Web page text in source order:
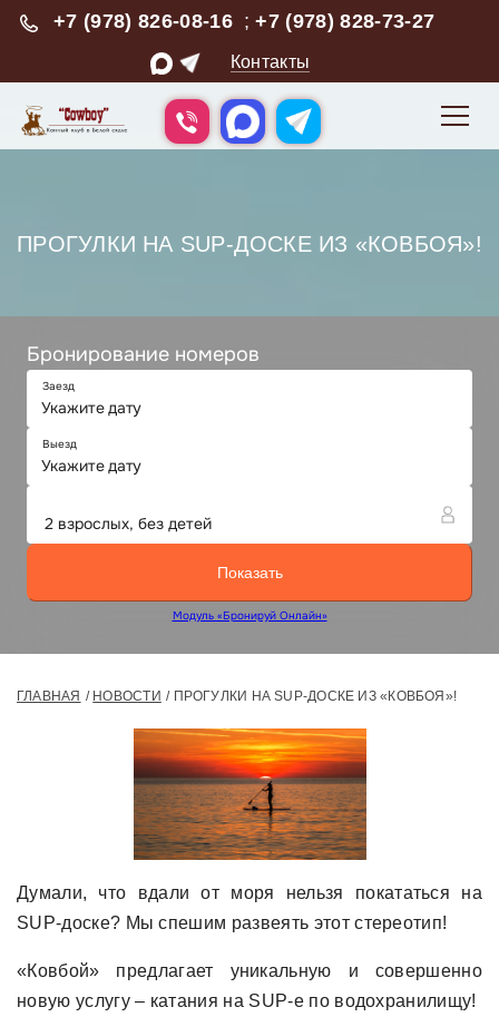
+7 (978) 826-08-16 ;+7 (978) 828-73-27
Контакты
ПРОГУЛКИ НА SUP-ДОСКЕ ИЗ «КОВБОЯ»!
ГЛАВНАЯ НОВОСТИ ПРОГУЛКИ НА SUP-ДОСКЕ ИЗ «КОВБОЯ»!
Думали, что вдали от моря нельзя покататься на
SUP-доске? Мы спешим развеять этот стереотип!
«Ковбой» предлагает уникальную и совершенно
новую услугу – катания на SUP-е по водохранилищу!